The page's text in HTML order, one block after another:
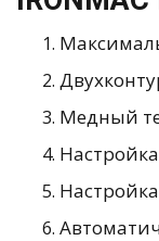
Медный